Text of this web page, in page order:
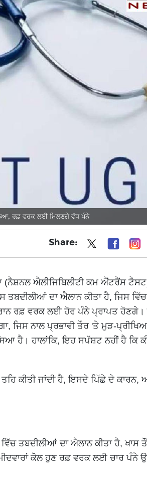
ਰਫ਼ ਵਰਕ ਲਈ ਮਿਲਣਗੇ ਵੱਧ ਪੰਨੇ
Share:
(ਨੈਸ਼ਨਲ ਐਲੀਜਿਬਿਲੀਟੀ ਕਮ ਐਂਟਰੈਂਸ
ਦਾ ਐਲਾਨ ਕੀਤਾ ਹੈ, ਜਿਸ
ਰਫ਼ ਵਰਕ ਲਈ ਹੋਰ ਪੰਨੇ ਪ੍ਰਾਪਤ
ਜਿਸ ਨਾਲ ਪ੍ਰਭਾਵੀ ਤੌਰ 'ਤੇ ਮੁੜ-
ਹੈ। ਹਾਲਾਂਕਿ, ਇਹ ਸਪੱਸ਼ਟ ਨਹੀਂ ਹੈ ਕਿ
ਕੀਤੀ ਜਾਂਦੀ ਹੈ, ਇਸਦੇ ਪਿੱਛੇ ਦੇ ਕਾਰਨ,
ਤਬਦੀਲੀਆਂ ਦਾ ਐਲਾਨ ਕੀਤਾ ਹੈ, ਖਾਸ
ਕੋਲ ਹੁਣ ਰਫ਼ ਵਰਕ ਲਈ ਚਾਰ ਪੰਨੇ